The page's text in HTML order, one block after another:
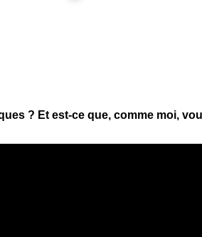
? Et est-ce que, comme moi,